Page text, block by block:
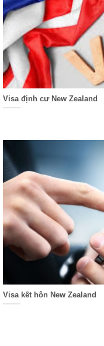
Visa định cư New Zealand
Visa kết hôn New Zealand